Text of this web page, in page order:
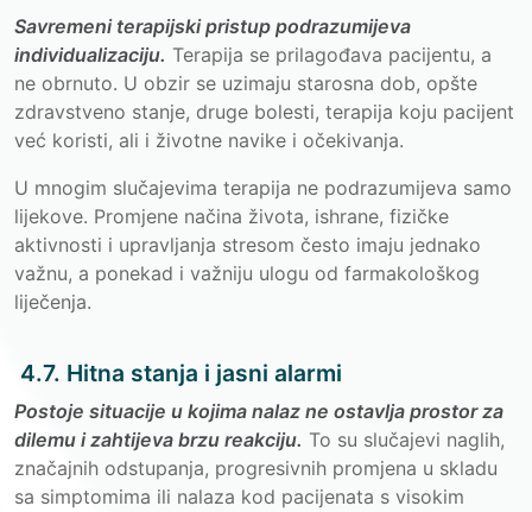
Savremeni terapijski pristup podrazumijeva
individualizaciju. Terapija se prilagođava pacijentu, a
ne obrnuto. U obzir se uzimaju starosna dob, opšte
zdravstveno stanje, druge bolesti, terapija koju pacijent
već koristi, ali i životne navike i očekivanja.
U mnogim slučajevima terapija ne podrazumijeva samo
lijekove. Promjene načina života, ishrane, fizičke
aktivnosti i upravljanja stresom često imaju jednako
važnu, a ponekad i važniju ulogu od farmakološkog
liječenja.
4.7. Hitna stanja i jasni alarmi
Postoje situacije u kojima nalaz ne ostavlja prostor za
dilemu i zahtijeva brzu reakciju. To su slučajevi naglih,
značajnih odstupanja, progresivnih promjena u skladu
sa simptomima ili nalaza kod pacijenata s visokim